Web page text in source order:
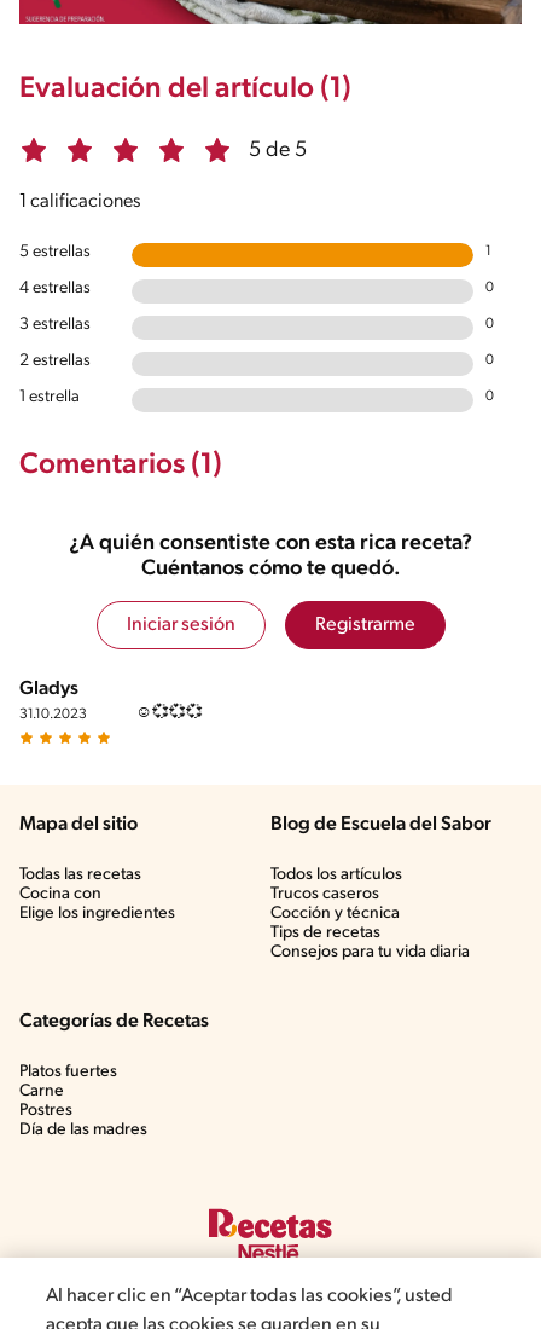
Evaluación del artículo (1)
5 de 5
1 calificaciones
5 estrellas 1
4 estrellas 0
3 estrellas 0
2 estrellas 0
1 estrella 0
Comentarios (1)
¿A quién consentiste con esta rica receta?
Cuéntanos cómo te quedó.
Iniciar sesión Registrarme
Gladys
31.10.2023 ☺️💞💞💞
Mapa del sitio
Todas las recetas
Cocina con
Elige los ingredientes
Blog de Escuela del Sabor
Todos los artículos
Trucos caseros
Cocción y técnica
Tips de recetas
Consejos para tu vida diaria
Categorías de Recetas
Platos fuertes
Carne
Postres
Día de las madres
Al hacer clic en “Aceptar todas las cookies”, usted